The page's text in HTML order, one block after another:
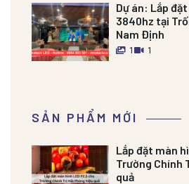
Dự án: Lắp
3840hz tại
Nam Định
1 1
SẢN PHẨM MỚI
Lắp đặt màn
Trường Chính
quả